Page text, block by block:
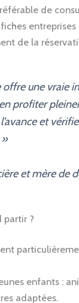
de
entreprises
de la
offre une vraie
profiter
et
»
et mère de
partir ?
enfants :
adaptées.